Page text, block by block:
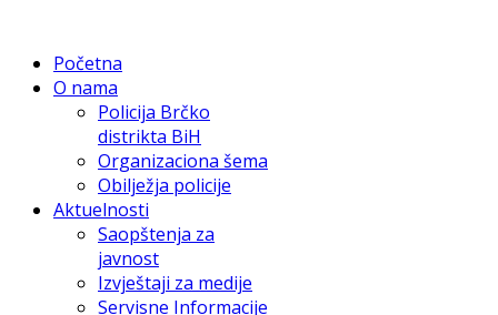
Početna
O nama
Policija Brčko
distrikta BiH
Organizaciona šema
Obilježja policije
Aktuelnosti
Saopštenja za
javnost
Izvještaji za medije
Servisne Informacije